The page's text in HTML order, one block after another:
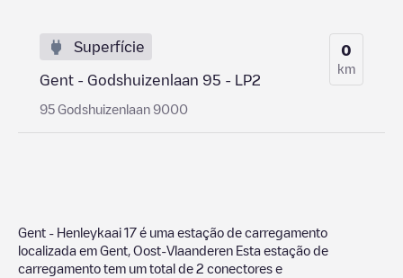
Superfície
Gent - Godshuizenlaan 95 - LP2
95 Godshuizenlaan 9000
0
km
Gent - Henleykaai 17 é uma estação de carregamento
localizada em Gent Oost-Vlaanderen Esta estação de
carregamento tem um total de 2 conectores e